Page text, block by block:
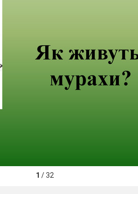
1 /32